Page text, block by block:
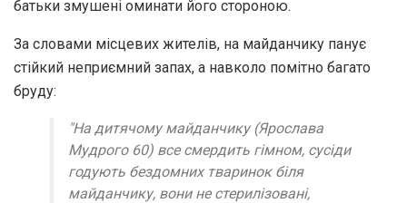
батьки змушені оминати його стороною.
За словами місцевих жителів, на майданчику панує
стійкий неприємний запах, а навколо помітно багато
бруду:
"На дитячому майданчику (Ярослава
Мудрого 60) все смердить гімном, сусіди
годують бездомних тваринок біля
майданчику, вони не стерилізовані,